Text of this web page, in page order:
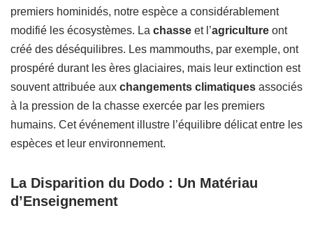
premiers hominidés, notre espèce a considérablement
modifié les écosystèmes. La chasse et l’agriculture ont
créé des déséquilibres. Les mammouths, par exemple, ont
prospéré durant les ères glaciaires, mais leur extinction est
souvent attribuée aux changements climatiques associés
à la pression de la chasse exercée par les premiers
humains. Cet événement illustre l’équilibre délicat entre les
espèces et leur environnement.
La Disparition du Dodo : Un Matériau
d’Enseignement